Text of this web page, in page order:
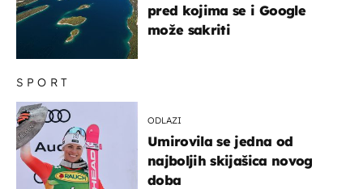
SPORT
ODLAZI
Umirovila se jedna od
najboljih skijašica novog
doba
pred kojima se i Google
može sakriti